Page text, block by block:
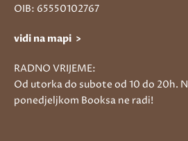
OIB: 65550102767
vidi na mapi >
RADNO VRIJEME:
Od utorka do subote od 10 do 20h.
ponedjeljkom Booksa ne radi!